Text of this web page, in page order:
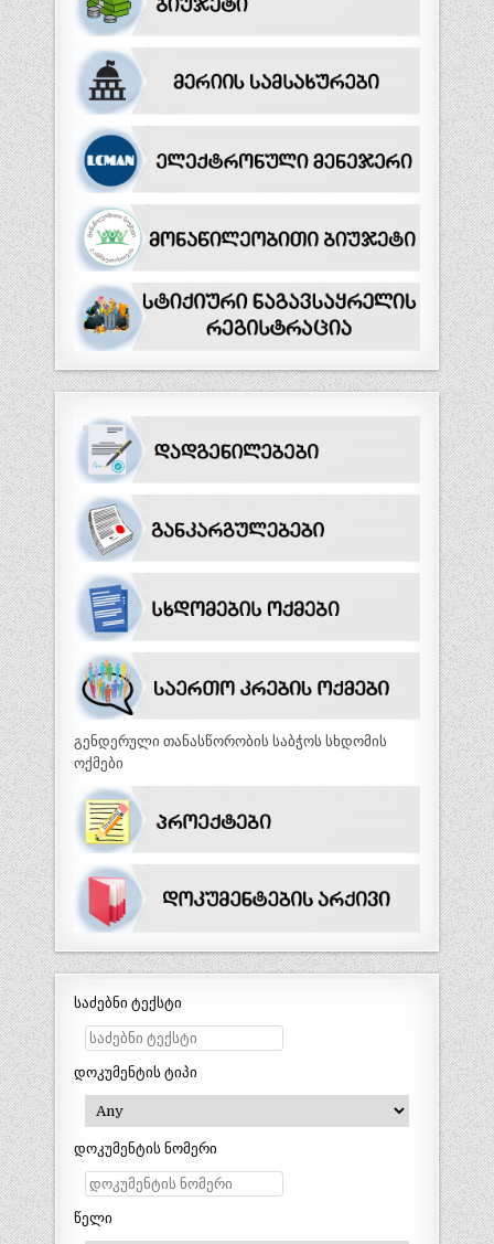
გენდერული თანასწორობის საბჭოს სხდომის
ოქმები
საძებნი ტექსტი
დოკუმენტის ტიპი
დოკუმენტის ნომერი
წელი